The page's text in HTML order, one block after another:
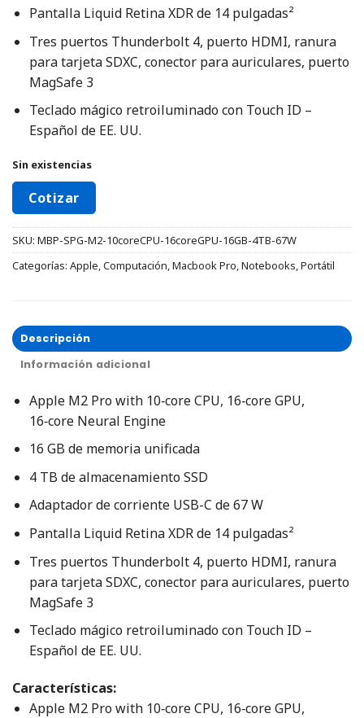
Pantalla Liquid Retina XDR de 14 pulgadas²
Tres puertos Thunderbolt 4, puerto HDMI, ranura
para tarjeta SDXC, conector para auriculares, puerto
MagSafe 3
Teclado mágico retroiluminado con Touch ID –
Español de EE. UU.
Sin existencias
Cotizar
SKU: MBP-SPG-M2-10coreCPU-16coreGPU-16GB-4TB-67W
Categorías: Apple,Computación,Macbook Pro,Notebooks,Portátil
Descripción
Información adicional
Apple M2 Pro with 10‑core CPU, 16‑core GPU,
16‑core Neural Engine
16 GB de memoria unificada
4 TB de almacenamiento SSD
Adaptador de corriente USB-C de 67 W
Pantalla Liquid Retina XDR de 14 pulgadas²
Tres puertos Thunderbolt 4, puerto HDMI, ranura
para tarjeta SDXC, conector para auriculares, puerto
MagSafe 3
Teclado mágico retroiluminado con Touch ID –
Español de EE. UU.
Características:
Apple M2 Pro with 10‑core CPU, 16‑core GPU,